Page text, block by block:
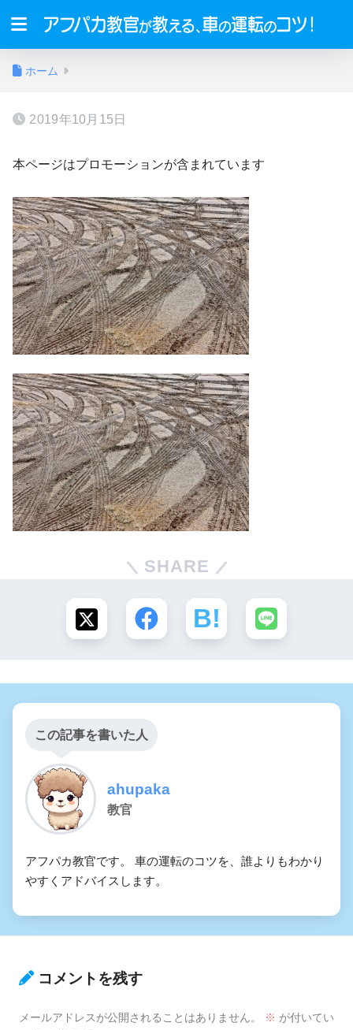
ホーム
2019年10月15日
本ページはプロモーションが含まれています
SHARE
この記事を書いた人
ahupaka
教官
アフパカ教官です。 車の運転のコツを、誰よりもわかり
やすくアドバイスします。
コメントを残す
メールアドレスが公開されることはありません。 ※ が付いてい